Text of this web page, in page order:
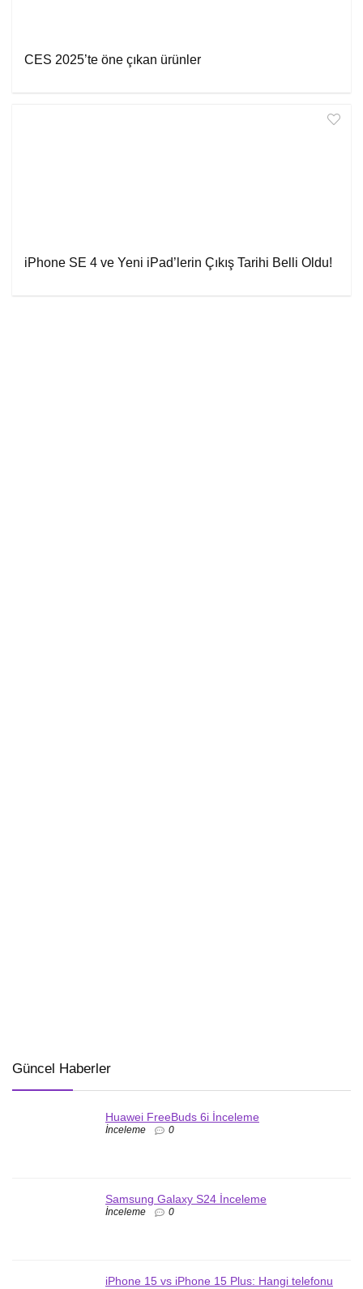
CES 2025’te öne çıkan ürünler
iPhone SE 4 ve Yeni iPad’lerin Çıkış Tarihi Belli Oldu!
Güncel Haberler
Huawei FreeBuds 6i İnceleme
İnceleme 0
Samsung Galaxy S24 İnceleme
İnceleme 0
iPhone 15 vs iPhone 15 Plus: Hangi telefonu